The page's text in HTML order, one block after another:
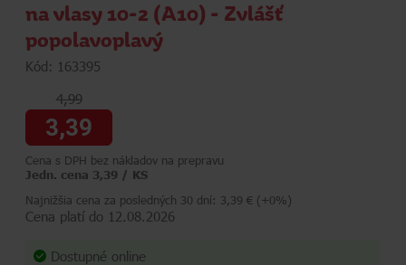
na vlasy 10-2 (A10) - Zvlášť
popolavoplavý
Kód: 163395
4,99
3,39
Cena s DPH bez nákladov na prepravu
Jedn. cena 3,39 / KS
Najnižšia cena za posledných 30 dní: 3,39 € (+0%)
Cena platí do 12.08.2026
Dostupné online